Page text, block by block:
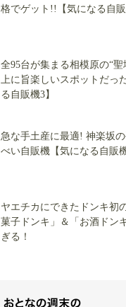
格でゲット!!【気になる自販
全95台が集まる相模原の“聖
上に旨楽しいスポットだっ
る自販機3】
急な手土産に最適! 神楽坂
べい自販機【気になる自販機
ヤエチカにできたドンキ初
菓子ドンキ」＆「お酒ドン
ぎる！